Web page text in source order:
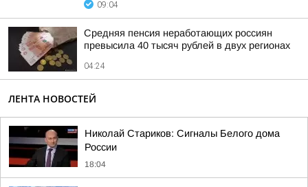
09:04
Средняя пенсия неработающих россиян
превысила 40 тысяч рублей в двух регионах
04:24
ЛЕНТА НОВОСТЕЙ
Николай Стариков: Сигналы Белого дома
России
18:04